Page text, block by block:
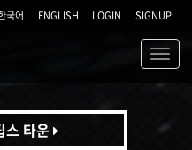
국어 ENGLISH LOGIN SIGNUP
스 타운